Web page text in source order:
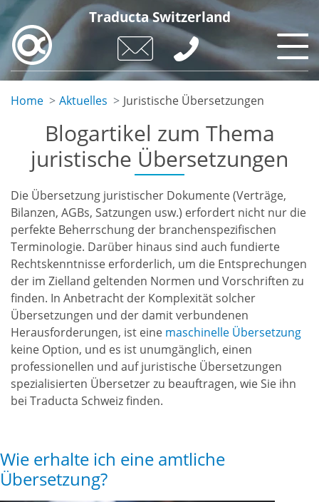
Skip
main
content
Traducta Switzerland
Home Aktuelles Juristische Übersetzungen
Blogartikel zum Thema
juristische Übersetzungen
Die Übersetzung juristischer Dokumente (Verträge,
Bilanzen, AGBs, Satzungen usw.) erfordert nicht nur die
perfekte Beherrschung der branchenspezifischen
Terminologie. Darüber hinaus sind auch fundierte
Rechtskenntnisse erforderlich, um die Entsprechungen
der im Zielland geltenden Normen und Vorschriften zu
finden. In Anbetracht der Komplexität solcher
Übersetzungen und der damit verbundenen
Herausforderungen, ist eine maschinelle Übersetzung
keine Option, und es ist unumgänglich, einen
professionellen und auf juristische Übersetzungen
spezialisierten Übersetzer zu beauftragen, wie Sie ihn
bei Traducta Schweiz finden.
Wie erhalte ich eine amtliche
Übersetzung?